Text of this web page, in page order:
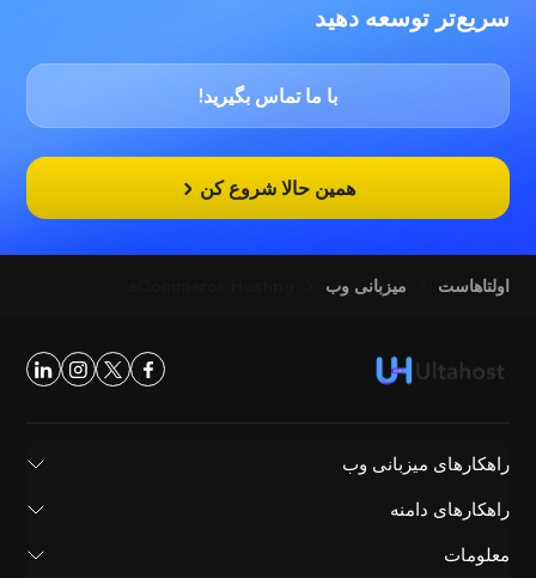
سریع‌تر توسعه دهید
با ما تماس بگیرید!
همین حالا شروع کن
اولتاهاست میزبانی وب
راهکارهای میزبانی وب
راهکارهای دامنه
معلومات